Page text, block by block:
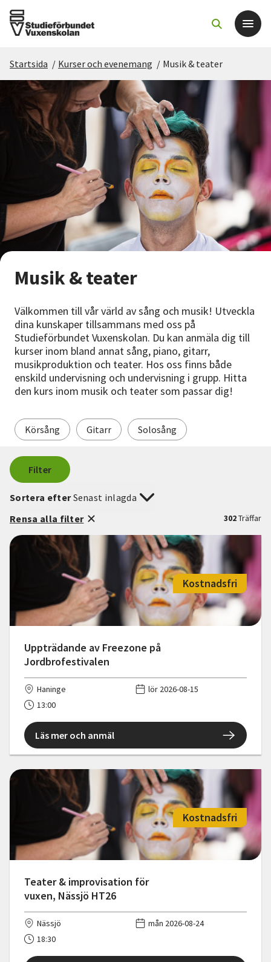
Det här gör vi
För dig som
Sök kurser och evenemang
Starta studiecirkel
Cirkelledare
Nyheter
Avdelningar
Lyssna
Startsida / Kurser och evenemang / Musik & teater
Musik & teater
Välkommen till vår värld av sång och musik! Utveckla
dina kunskaper tillsammans med oss på
Studieförbundet Vuxenskolan. Du kan anmäla dig till
kurser inom bland annat sång, piano, gitarr,
musikproduktion och teater. Hos oss finns både
enskild undervisning och undervisning i grupp. Hitta
den kurs inom musik och teater som passar dig!
Körsång Gitarr Solosång
Filter
302Träffar
Sortera efterSenast inlagda
Rensa alla filter
Uppträdande av Freezone på
Jordbrofestivalen
Kostnadsfri
Haninge
lör 2026-08-15
13:00
Läs mer och anmäl
Teater & improvisation för
vuxen, Nässjö HT26
Kostnadsfri
Nässjö
mån 2026-08-24
18:30